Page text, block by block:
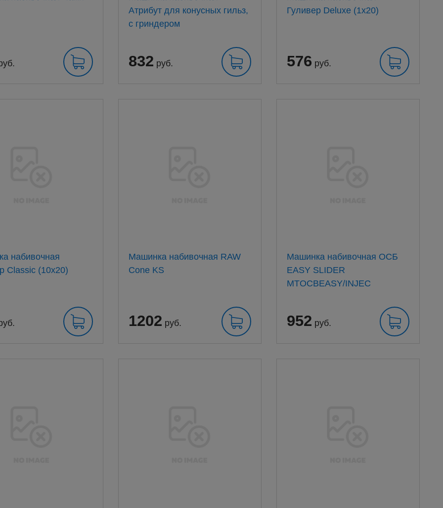
Атрибут для конусных гильз,
с гриндером
832 руб.
Гуливер Deluxe (1x20)
576 руб.
набивочная
Classic (10x20)
Машинка набивочная RAW
Cone KS
1202 руб.
Машинка набивочная ОСБ
EASY SLIDER
MTOCBEASY/INJEC
952 руб.